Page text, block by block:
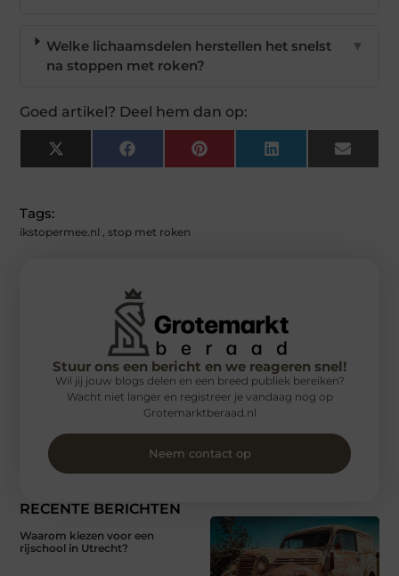
Welke lichaamsdelen herstellen het snelst
na stoppen met roken?
▼
Goed artikel? Deel hem dan op:
X
(Twitter)
FacebookPinterest LinkedIn Email
Tags:
ikstopermee.nl ,stop met roken
RECENTE BERICHTEN
Waarom kiezen voor een
rijschool in Utrecht?
Stuur ons een bericht en we reageren snel!
Wil jij jouw blogs delen en een breed publiek bereiken?
Wacht niet langer en registreer je vandaag nog op
Grotemarktberaad.nl
Neem contact op